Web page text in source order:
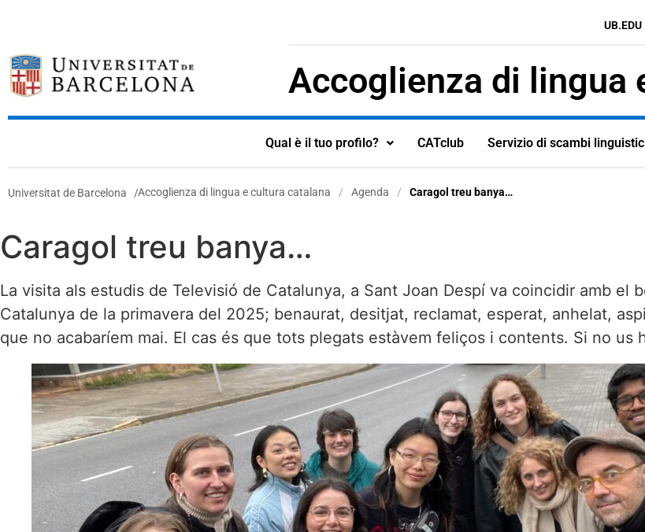
UB.EDU
Accoglienza di lingua
Qual è il tuo profilo? CATclub Servizio di scambi
Universitat de Barcelona /Accoglienza di lingua e cultura catalana / Agenda / Caragol treu banya…
Caragol treu banya…
La visita als estudis de Televisió de Catalunya, a Sant Joan Despí va coincidir amb el
Catalunya de la primavera del 2025; benaurat, desitjat, reclamat, esperat, anhelat,
que no acabaríem mai. El cas és que tots plegats estàvem feliços i contents. Si no us